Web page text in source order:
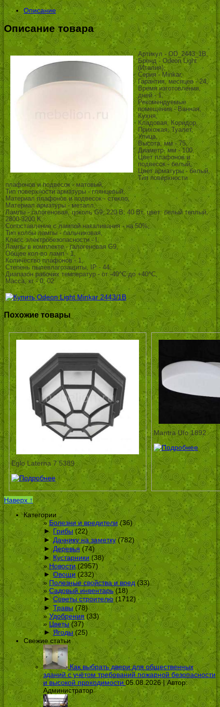
Описание
Описание товара
Артикул - OD_2443_1B,
Бренд - Odeon Light
(Италия),
Серия - Minkar,
Гарантия, месяцев - 24,
Время изготовления,
дней - 1,
Рекомендуемые
помещения - Ванная,
Кухня,
Кладовая, Коридор,
Прихожая, Туалет,
Улица,
Высота, мм - 75,
Диаметр, мм - 100,
Цвет плафонов и
подвесок - белый,
Цвет арматуры - белый,
Тип поверхности
плафонов и подвесок - матовый,
Тип поверхности арматуры - глянцевый,
Материал плафонов и подвесок - стекло,
Материал арматуры - металл,
Лампы - галогеновая, цоколь G9; 220 В; 40 Вт, цвет: белый теплый,
2800-3200 K,
Сопоставление с лампой накаливания - на 50%,
Тип колбы лампы - пальчиковая,
Класс электробезопасности - I,
Лампы в комплекте - галогеновая G9,
Общее кол-во ламп - 1,
Количество плафонов - 1,
Степень пылевлагозащиты, IP - 44,
Диапазон рабочих температур - от -40^C до +40^C,
Масса, кг - 0, 02
Похожие товары
Eglo Laterna 7 5389
Mantra Ufo 1892
Наверх ↑
Категории
Болезни и вредители(36)
► Грибы(22)
► Дачнику на заметку(782)
► Деревья (74)
► Кустарники (38)
Новости(2957)
► Овощи(232)
Полезные свойства и вред(33)
Садовый инвентарь(18)
► Советы строителю (1712)
► Травы (78)
Удобрения(33)
Цветы(37)
► Ягоды(25)
Свежие статьи
Как выбрать двери для общественных
зданий с учётом требований пожарной безопасности
и высокой проходимости 05.08.2026 | Автор:
Администратор